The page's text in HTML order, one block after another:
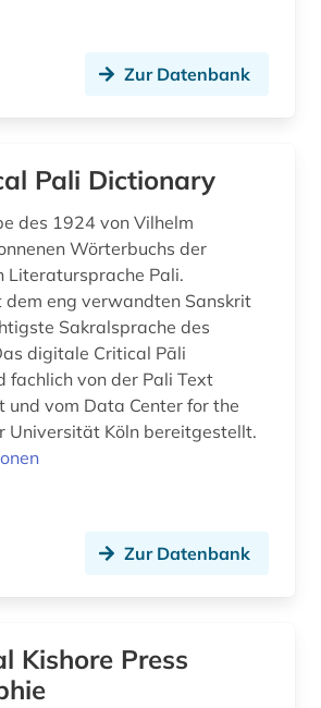
Zur Datenbank
Pali Dictionary
des 1924 von Vilhelm
Wörterbuchs der
Literatursprache Pali.
dem eng verwandten Sanskrit
Sakralsprache des
digitale Critical Pāli
fachlich von der Pali Text
und vom Data Center for the
Universität Köln bereitgestellt.
Zur Datenbank
Kishore Press